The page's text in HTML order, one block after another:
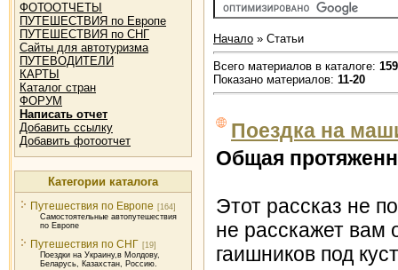
ФОТООТЧЕТЫ
ПУТЕШЕСТВИЯ по Европе
ПУТЕШЕСТВИЯ по СНГ
Сайты для автотуризма
ПУТЕВОДИТЕЛИ
КАРТЫ
Каталог стран
ФОРУМ
Написать отчет
Добавить ссылку
Добавить фотоотчет
Категории каталога
Путешествия по Европе [164]
Самостоятельные автопутешествия
по Европе
Путешествия по СНГ [19]
Поездки на Украину,в Молдову,
Беларусь, Казахстан, Россию.
Начало » Статьи
Всего материалов в каталоге: 159
Показано материалов: 11-20
Поездка на
Общая
Этот рассказ не
не расскажет вам
гаишников под